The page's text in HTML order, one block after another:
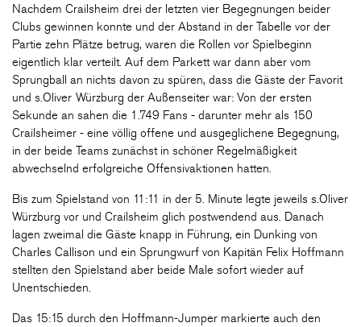
Nachdem Crailsheim drei der letzten vier Begegnungen beider
Clubs gewinnen konnte und der Abstand in der Tabelle vor der
Partie zehn Plätze betrug, waren die Rollen vor Spielbeginn
eigentlich klar verteilt. Auf dem Parkett war dann aber vom
Sprungball an nichts davon zu spüren, dass die Gäste der Favorit
und s.Oliver Würzburg der Außenseiter war: Von der ersten
Sekunde an sahen die 1.749 Fans - darunter mehr als 150
Crailsheimer - eine völlig offene und ausgeglichene Begegnung,
in der beide Teams zunächst in schöner Regelmäßigkeit
abwechselnd erfolgreiche Offensivaktionen hatten.
Bis zum Spielstand von 11:11 in der 5. Minute legte jeweils s.Oliver
Würzburg vor und Crailsheim glich postwendend aus. Danach
lagen zweimal die Gäste knapp in Führung, ein Dunking von
Charles Callison und ein Sprungwurf von Kapitän Felix Hoffmann
stellten den Spielstand aber beide Male sofort wieder auf
Unentschieden.
Das 15:15 durch den Hoffmann-Jumper markierte auch den